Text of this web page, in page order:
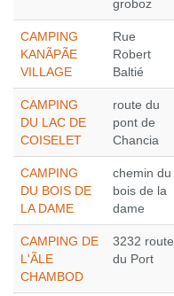
groboz
CAMPING
KANÃPÃE
VILLAGE
Rue
Robert
Baltié
CAMPING
DU LAC DE
COISELET
route du
pont de
Chancia
CAMPING
DU BOIS DE
LA DAME
chemin du
bois de la
dame
CAMPING DE
L'ÃLE
CHAMBOD
3232 route
du Port